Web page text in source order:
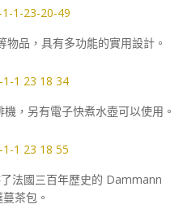
品，具有多功能的實用設計。
，另有電子快煮水壺可以使用。
法國三百年歷史的 Dammann
茶包。